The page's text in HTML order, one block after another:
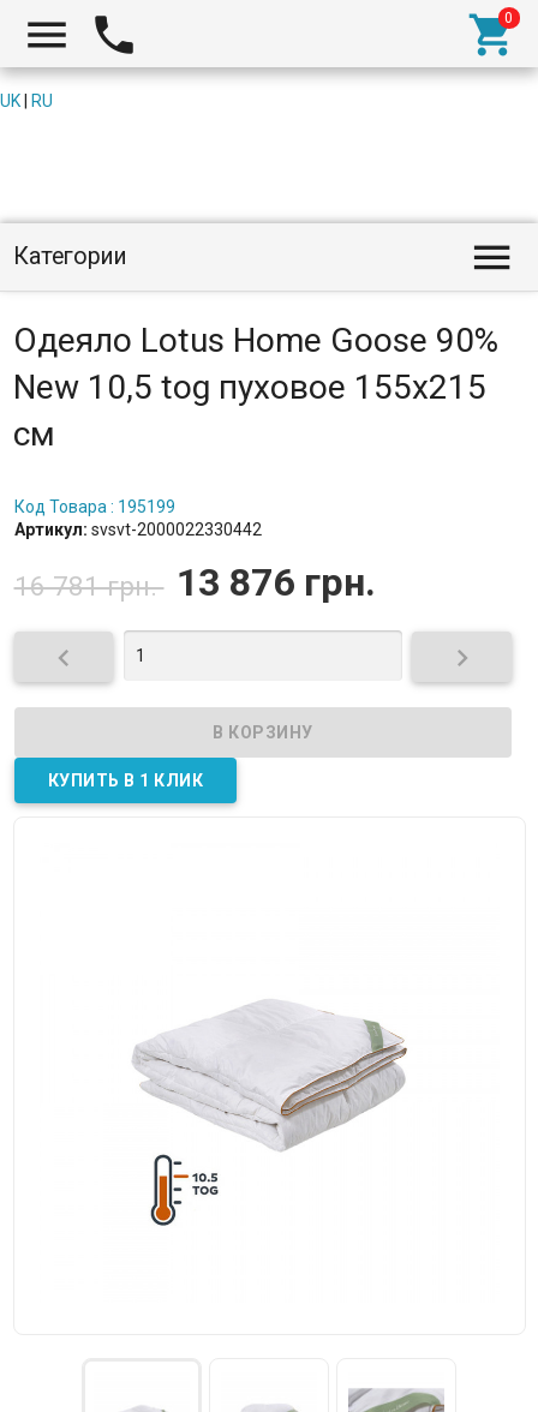
  
UK RU
Категории 
Одеяло Lotus Home Goose 90%
New 10,5 tog пуховое 155х215
см
Код Товара : 195199
Артикул: svsvt-2000022330442
16 781 грн. 13 876 грн.
 